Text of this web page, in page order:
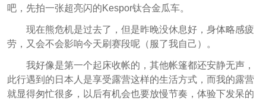
吧，先拍一张超亮闪的Kespor钛合金瓜车。
现在熊危机是过去了，但是昨晚没休息好，身体略感疲
劳，又会不会影响今天刷赛段呢（服了我自己）。
我好像是第一个起床收帐的，其他帐篷都还安静无声，
此行遇到的日本人是享受露营这样的生活方式，而我的露营
就显得匆忙很多，以后有机会也要放慢节奏，体验下发呆的